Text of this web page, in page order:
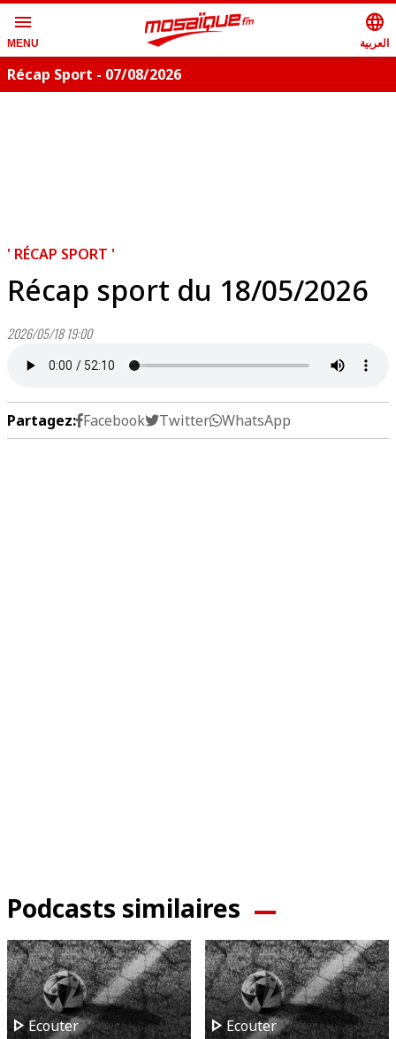
menu
MENU
language
العربية
Récap Sport - 07/08/2026
' RÉCAP SPORT '
Récap sport du 18/05/2026
2026/05/18 19:00
Partagez: Facebook Twitter WhatsApp
Podcasts similaires
play_arrowEcouter play_arrowEcouter